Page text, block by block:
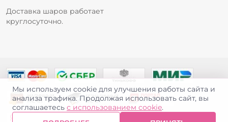
Доставка шаров работает
круглосуточно.
Мы используем cookie для улучшения работы сайта и
анализа трафика. Продолжая использовать сайт, вы
соглашаетесь с использованием cookie.